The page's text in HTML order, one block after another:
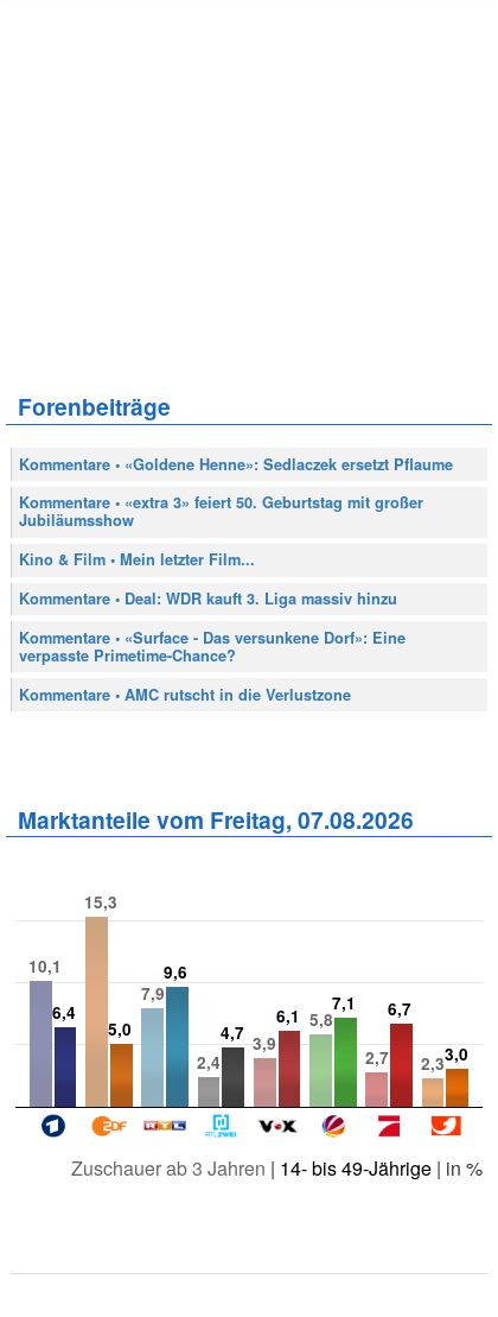
Forenbeiträge
Kommentare • «Goldene Henne»: Sedlaczek ersetzt Pflaume
Kommentare • «extra 3» feiert 50. Geburtstag mit großer
Jubiläumsshow
Kino & Film • Mein letzter Film...
Kommentare • Deal: WDR kauft 3. Liga massiv hinzu
Kommentare • «Surface - Das versunkene Dorf»: Eine
verpasste Primetime-Chance?
Kommentare • AMC rutscht in die Verlustzone
Marktanteile vom Freitag, 07.08.2026
10,1
15,3
7,9
2,4
3,9
5,8
2,7
2,3
6,4
5,0
9,6
4,7
6,1
7,1 6,7
3,0
Zuschauer ab 3 Jahren | 14- bis 49-Jährige| in %